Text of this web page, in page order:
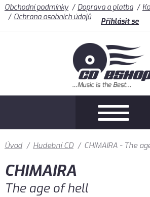
Obchodní podmínky Doprava a platba
Ochrana osobních údajů
Přihlásit se
Úvod / Hudební CD / CHIMAIRA - The
CHIMAIRA
The age of hell